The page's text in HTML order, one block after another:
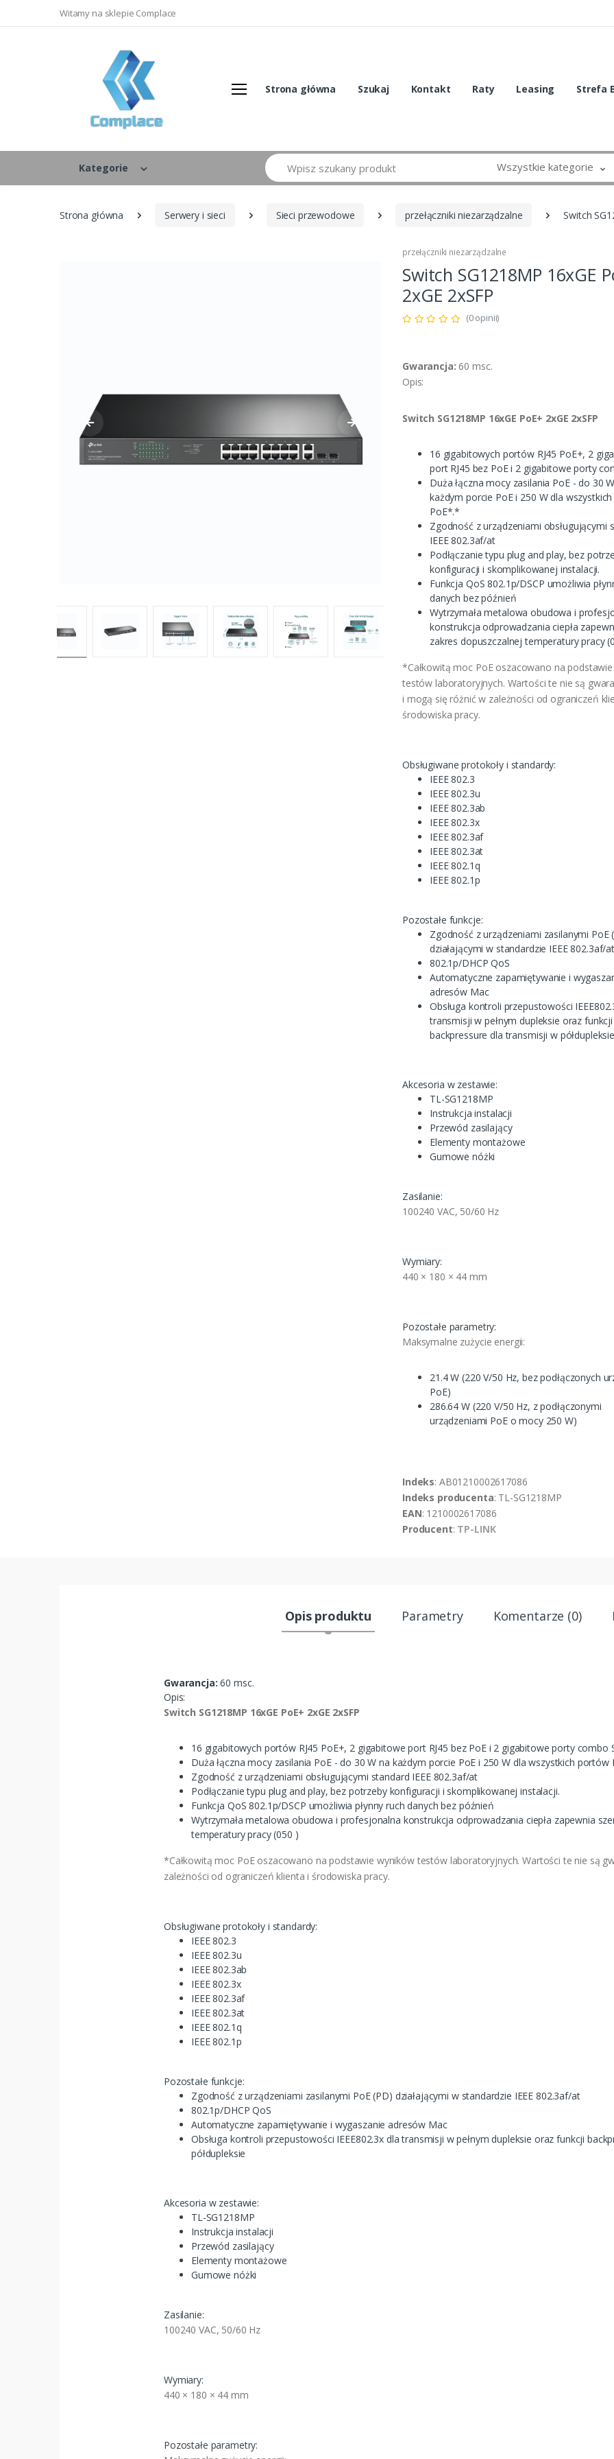
Witamy na sklepie Complace
Strona główna Szukaj Kontakt Raty Leasing Strefa
Kategorie
Szukaj Wszystkie kategorie
Strona główna Serwery i sieci Sieci przewodowe przełączniki niezarządzalne Switch
przełączniki niezarządzalne
Switch SG1218MP 16xGE
2xGE 2xSFP
(0 opinii)
Gwarancja: 60 msc.
Opis:
Switch SG1218MP 16xGE PoE+ 2xGE 2xSFP
16 gigabitowych portów RJ45 PoE+, 2
port RJ45 bez PoE i 2 gigabitowe porty
Duża łączna mocy zasilania PoE - do 30
każdym porcie PoE i 250 W dla
PoE*.*
Zgodność z urządzeniami obsługującymi
IEEE 802.3af/at
Podłączanie typu plug and play, bez
konfiguracji i skomplikowanej instalacji.
Funkcja QoS 802.1p/DSCP umożliwia
danych bez późnień
Wytrzymała metalowa obudowa i
konstrukcja odprowadzania ciepła
zakres dopuszczalnej temperatury pracy
*Całkowitą moc PoE oszacowano na
testów laboratoryjnych. Wartości te nie są
i mogą się różnić w zależności od ograniczeń
środowiska pracy.
Obsługiwane protokoły i standardy:
IEEE 802.3
IEEE 802.3u
IEEE 802.3ab
IEEE 802.3x
IEEE 802.3af
IEEE 802.3at
IEEE 802.1q
IEEE 802.1p
Pozostałe funkcje:
Zgodność z urządzeniami zasilanymi PoE
działającymi w standardzie IEEE 802.3af/at
802.1p/DHCP QoS
Automatyczne zapamiętywanie i
adresów Mac
Obsługa kontroli przepustowości
transmisji w pełnym dupleksie oraz funkcji
backpressure dla transmisji w półdupleksie
Akcesoria w zestawie:
TL-SG1218MP
Instrukcja instalacji
Przewód zasilający
Elementy montażowe
Gumowe nóżki
Zasilanie:
100240 VAC, 50/60 Hz
Wymiary:
440 × 180 × 44 mm
Pozostałe parametry:
Maksymalne zużycie energii:
21.4 W (220 V/50 Hz, bez podłączonych
PoE)
286.64 W (220 V/50 Hz, z podłączonymi
urządzeniami PoE o mocy 250 W)
Indeks: AB01210002617086
Indeks producenta: TL-SG1218MP
EAN: 1210002617086
Producent: TP-LINK
Opis produktu Parametry Komentarze (0)
Gwarancja: 60 msc.
Opis:
Switch SG1218MP 16xGE PoE+ 2xGE 2xSFP
16 gigabitowych portów RJ45 PoE+, 2 gigabitowe port RJ45 bez PoE i 2 gigabitowe porty combo
Duża łączna mocy zasilania PoE - do 30 W na każdym porcie PoE i 250 W dla wszystkich portów
Zgodność z urządzeniami obsługującymi standard IEEE 802.3af/at
Podłączanie typu plug and play, bez potrzeby konfiguracji i skomplikowanej instalacji.
Funkcja QoS 802.1p/DSCP umożliwia płynny ruch danych bez późnień
Wytrzymała metalowa obudowa i profesjonalna konstrukcja odprowadzania ciepła zapewnia
temperatury pracy (050 )
*Całkowitą moc PoE oszacowano na podstawie wyników testów laboratoryjnych. Wartości te nie są
zależności od ograniczeń klienta i środowiska pracy.
Obsługiwane protokoły i standardy:
IEEE 802.3
IEEE 802.3u
IEEE 802.3ab
IEEE 802.3x
IEEE 802.3af
IEEE 802.3at
IEEE 802.1q
IEEE 802.1p
Pozostałe funkcje:
Zgodność z urządzeniami zasilanymi PoE (PD) działającymi w standardzie IEEE 802.3af/at
802.1p/DHCP QoS
Automatyczne zapamiętywanie i wygaszanie adresów Mac
Obsługa kontroli przepustowości IEEE802.3x dla transmisji w pełnym dupleksie oraz funkcji
półdupleksie
Akcesoria w zestawie:
TL-SG1218MP
Instrukcja instalacji
Przewód zasilający
Elementy montażowe
Gumowe nóżki
Zasilanie:
100240 VAC, 50/60 Hz
Wymiary:
440 × 180 × 44 mm
Pozostałe parametry: